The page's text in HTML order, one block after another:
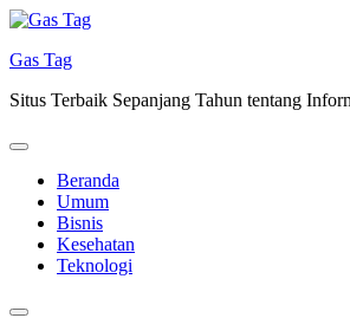
Skip
content
Gas Tag
Situs Terbaik Sepanjang Tahun tentang
Beranda
Umum
Bisnis
Kesehatan
Teknologi